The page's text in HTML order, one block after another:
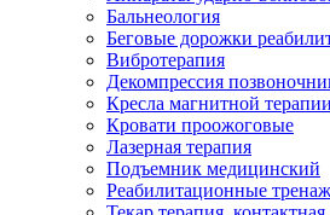
Бальнеология
Беговые дорожки
Вибротерапия
Декомпрессия
Кресла магнитной терапии
Кровати проожоговые
Лазерная терапия
Подъемник медицинский
Реабилитационные